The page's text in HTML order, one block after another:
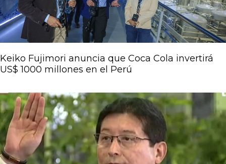
Keiko Fujimori anuncia que Coca Cola invertirá
US$ 1000 millones en el Perú